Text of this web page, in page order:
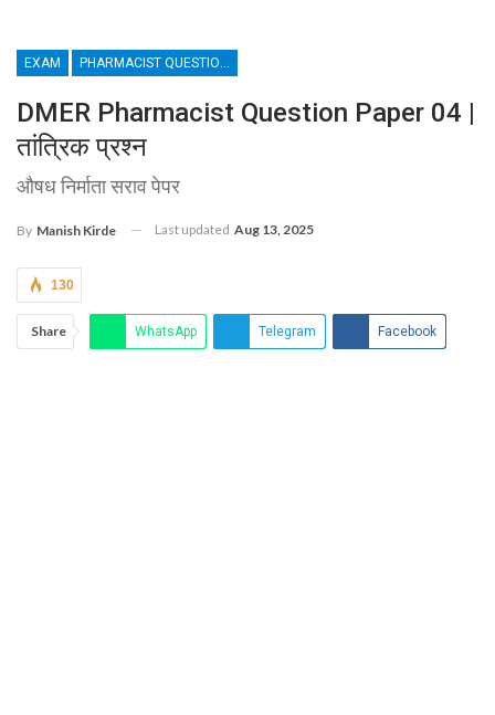
EXAM PHARMACIST QUESTION PAPER
DMER Pharmacist Question Paper 04 |
तांत्रिक प्रश्न
औषध निर्माता सराव पेपर
By Manish Kirde Last updated Aug 13, 2025
130
Share WhatsApp Telegram Facebook